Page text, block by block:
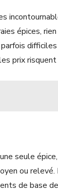
épices,
prix risquent
seule
ou
de base